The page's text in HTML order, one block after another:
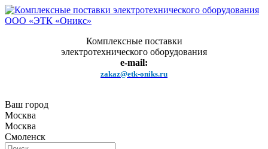
Комплексные поставки
электротехнического оборудования
e-mail:
zakaz@etk-oniks.ru
Ваш город
Москва
Москва
Смоленск